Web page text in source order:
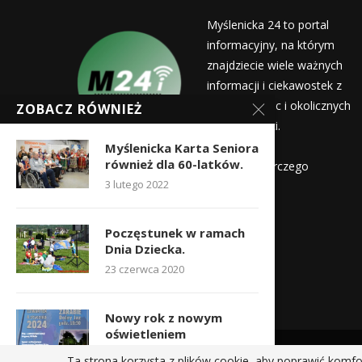
Myślenicka 24 to portal
informacyjny, na którym
znajdziecie wiele ważnych
informacji i ciekawostek z
życia Myślenic i okolicznych
miejscowości.
Wydawca:
Myślenicka Agencja Rozwoju Gospodarczego
redakcja@myslenicka24.pl
ZOBACZ RÓWNIEŻ
Myślenicka Karta Seniora
również dla 60-latków.
3 lutego 2022
Poczęstunek w ramach
Dnia Dziecka.
23 czerwca 2020
Nowy rok z nowym
oświetleniem
28 grudnia 2023